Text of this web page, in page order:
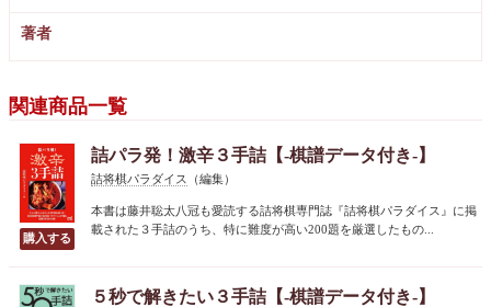
著者
関連商品一覧
詰パラ発！激辛３手詰【-棋譜データ付き-】
詰将棋パラダイス （編集）
本書は藤井聡太八冠も愛読する詰将棋専門誌『詰将棋パラダイス』に掲
載された３手詰のうち、特に難度が高い200題を厳選したもの...
５秒で解きたい３手詰【-棋譜データ付き-】